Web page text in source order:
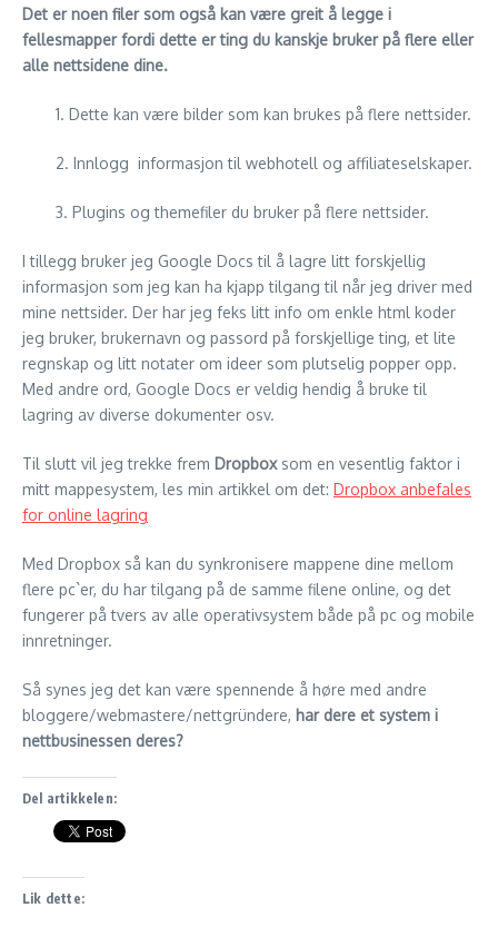
Det er noen filer som også kan være greit å legge i
fellesmapper fordi dette er ting du kanskje bruker på flere eller
alle nettsidene dine.
1. Dette kan være bilder som kan brukes på flere nettsider.
2. Innlogg informasjon til webhotell og affiliateselskaper.
3. Plugins og themefiler du bruker på flere nettsider.
I tillegg bruker jeg Google Docs til å lagre litt forskjellig
informasjon som jeg kan ha kjapp tilgang til når jeg driver med
mine nettsider. Der har jeg feks litt info om enkle html koder
jeg bruker, brukernavn og passord på forskjellige ting, et lite
regnskap og litt notater om ideer som plutselig popper opp.
Med andre ord, Google Docs er veldig hendig å bruke til
lagring av diverse dokumenter osv.
Til slutt vil jeg trekke frem Dropboxsom en vesentlig faktor i
mitt mappesystem, les min artikkel om det: Dropbox anbefales
for online lagring
Med Dropbox så kan du synkronisere mappene dine mellom
flere pc`er, du har tilgang på de samme filene online, og det
fungerer på tvers av alle operativsystem både på pc og mobile
innretninger.
Så synes jeg det kan være spennende å høre med andre
bloggere/webmastere/nettgründere, har dere et system i
nettbusinessen deres?
Del artikkelen:
Lik dette: